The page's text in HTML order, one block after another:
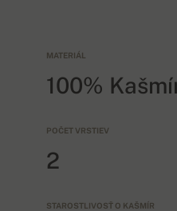
MATERIÁL
100%
POČET VRSTIEV
2
STAROSTLIVOSŤ O KAŠMÍR